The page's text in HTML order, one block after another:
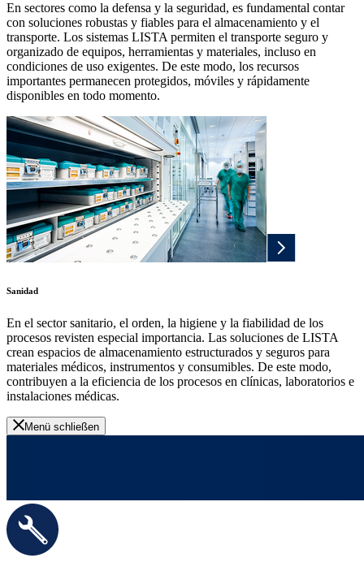
En sectores como la defensa y la seguridad, es fundamental contar
con soluciones robustas y fiables para el almacenamiento y el
transporte. Los sistemas LISTA permiten el transporte seguro y
organizado de equipos, herramientas y materiales, incluso en
condiciones de uso exigentes. De este modo, los recursos
importantes permanecen protegidos, móviles y rápidamente
disponibles en todo momento.
Sanidad
En el sector sanitario, el orden, la higiene y la fiabilidad de los
procesos revisten especial importancia. Las soluciones de LISTA
crean espacios de almacenamiento estructurados y seguros para
materiales médicos, instrumentos y consumibles. De este modo,
contribuyen a la eficiencia de los procesos en clínicas, laboratorios e
instalaciones médicas.
Menü schließen